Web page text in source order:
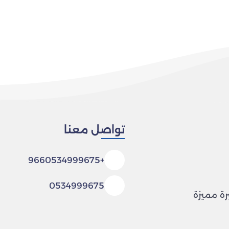
مميزة
تواصل معنا
+9660534999675
0534999675